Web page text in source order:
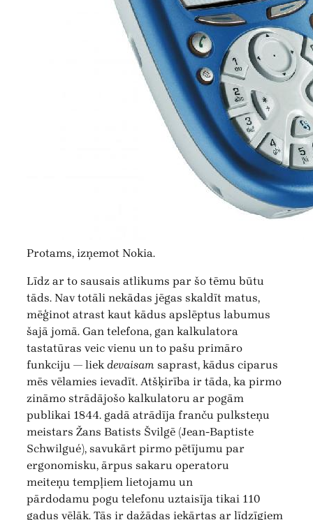
Protams, izņemot Nokia.
Līdz ar to sausais atlikums par šo tēmu būtu
tāds. Nav totāli nekādas jēgas skaldīt matus,
mēģinot atrast kaut kādus apslēptus labumus
šajā jomā. Gan telefona, gan kalkulatora
tastatūras veic vienu un to pašu primāro
funkciju — liekdevaisam saprast, kādus ciparus
mēs vēlamies ievadīt. Atšķirība ir tāda, ka pirmo
zināmo strādājošo kalkulatoru ar pogām
publikai 1844. gadā atrādīja franču pulksteņu
meistars Žans Batists Švilgē (Jean-Baptiste
Schwilgué), savukārt pirmo pētījumu par
ergonomisku, ārpus sakaru operatoru
meiteņu tempļiem lietojamu un
pārdodamu pogu telefonu uztaisīja tikai 110
gadus vēlāk. Tās ir dažādas iekārtas ar līdzīgiem